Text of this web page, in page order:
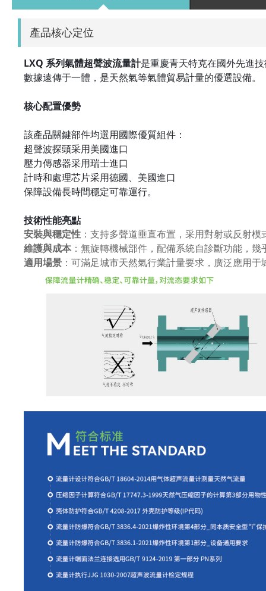
產品核心定位
LXQ 系列氣體超聲波流量計是重慶青天特克在國外先進
數據遠傳于一體，是天然氣等氣體貿易計量的優選設備。
核心配置優勢
該產品關鍵部件均選用國際優質組件：
超聲波探頭采用美國進口
壓力傳感器采用瑞士進口
計時和處理芯片采用德國、美國進口
保障設備長時間穩定可靠運行。
技術性能亮點
安裝與穩定性 ：支持多聲道垂直布置，采用對射或反射
維護與成本 ：無旋轉機械部件，配備系統自診斷功能，
適用場景 ：可滿足城市天然氣行業計量要求，廣泛應用